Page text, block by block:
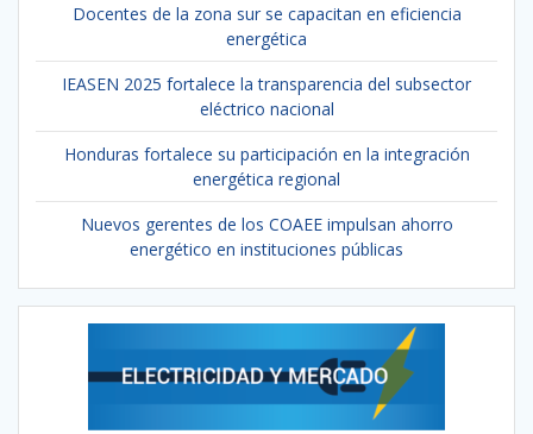
Docentes de la zona sur se capacitan en eficiencia
energética
IEASEN 2025 fortalece la transparencia del subsector
eléctrico nacional
Honduras fortalece su participación en la integración
energética regional
Nuevos gerentes de los COAEE impulsan ahorro
energético en instituciones públicas